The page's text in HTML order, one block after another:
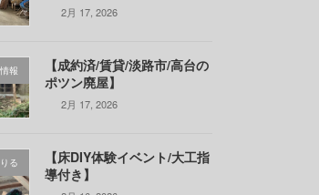
2月 17, 2026
報
【成約済/賃貸/淡路市/高台の
ポツン廃屋】
2月 17, 2026
る
【床DIY体験イベント/大工指
導付き】